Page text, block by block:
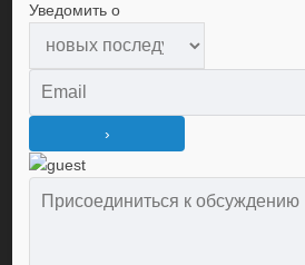
Уведомить о